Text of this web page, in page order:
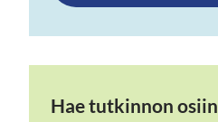
Hae tutkinnon osiin